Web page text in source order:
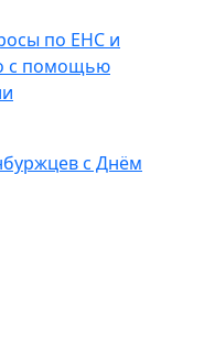
по ЕНС и
с помощью
с Днём